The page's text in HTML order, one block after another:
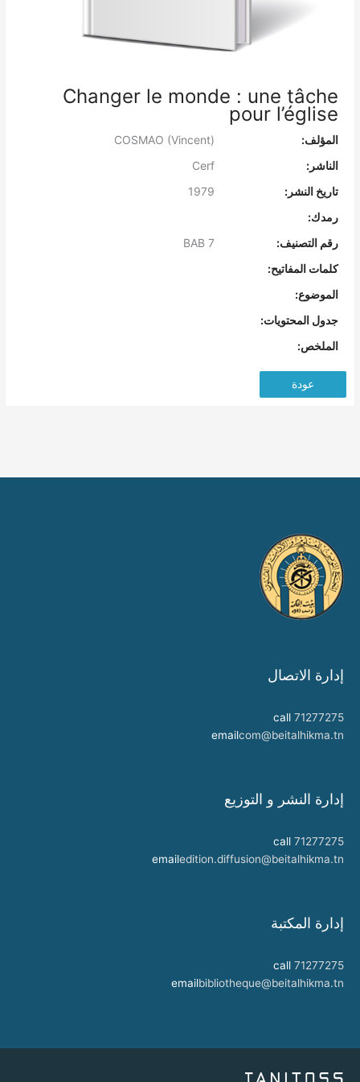
Changer le monde : une tâche
pour l’église
المؤلف:
الناشر:
Cerf
تاريخ النشر:
رمدك:
رقم التصنيف:
كلمات المفاتيح:
الموضوع:
جدول المحتويات:
الملخص:
عودة
إدارة الاتصال
call 71277275
emailcom@beitalhikma.tn
إدارة النشر و التوزيع
call 71277275
emailedition.diffusion@beitalhikma.tn
إدارة المكتبة
call 71277275
emailbibliotheque@beitalhikma.tn